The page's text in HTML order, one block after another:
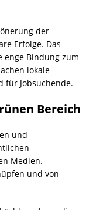
der
Erfolge. Das
Bindung zum
lokale
für Jobsuchende.
Bereich
und
Medien.
und von